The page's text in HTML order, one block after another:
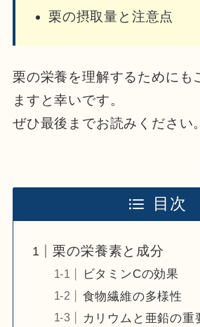
栗の摂取量と注意点
栗の栄養を理解するためにも
ますと幸いです。
ぜひ最後までお読みください。
目次
栗の栄養素と成分
ビタミンCの効果
食物繊維の多様性
カリウムと亜鉛の重